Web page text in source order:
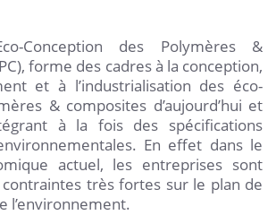
Conception des Polymères &
forme des cadres à la conception,
et à l’industrialisation des éco-
& composites d’aujourd’hui et
à la fois des spécifications
En effet dans le
actuel, les entreprises sont
contraintes très fortes sur le plan de
l’environnement.